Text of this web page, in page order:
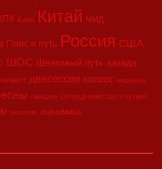
Кино Китай МИД
Пояс и путь Россия США
ШОС Шёлковый путь азиада
двесессии космос медицина
синьцзян сотрудничество спутник
экология экономика